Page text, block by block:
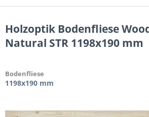
Holzoptik Bodenfliese
Natural STR 1198x190 mm
Bodenfliese
1198x190 mm